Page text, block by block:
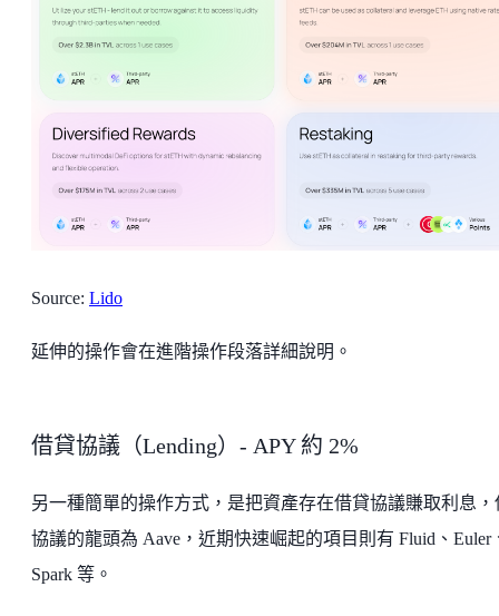
Source: Lido
延伸的操作會在進階操作段落詳細說明。
借貸協議（Lending）- APY 約 2%
另一種簡單的操作方式，是把資產存在借貸協議賺取利息，
協議的龍頭為 Aave，近期快速崛起的項目則有 Fluid、Euler
Spark 等。